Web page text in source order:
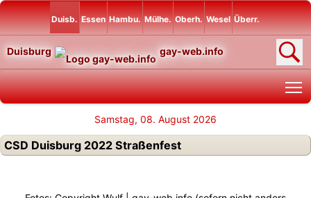
Duisb. Essen Hambu. Mülhe. Oberh. Wesel Überr.
Duisburg gay-web.info
Samstag, 08. August 2026
CSD Duisburg 2022 Straßenfest